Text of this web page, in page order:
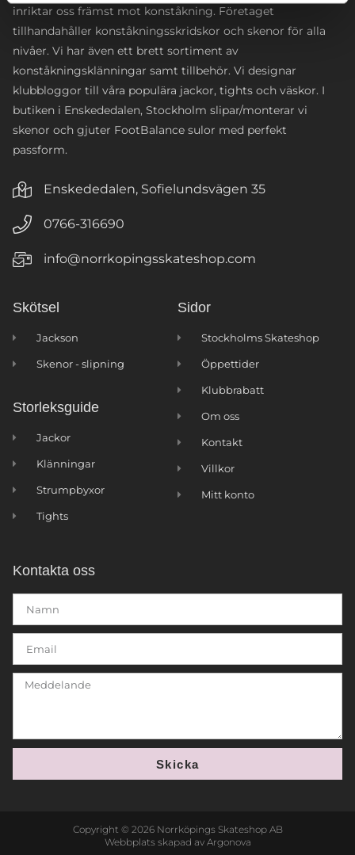
inriktar oss främst mot konståkning. Företaget
tillhandahåller konståkningsskridskor och skenor för alla
nivåer. Vi har även ett brett sortiment av
konståkningsklänningar samt tillbehör. Vi designar
klubbloggor till våra populära jackor, tights och väskor. I
butiken i Enskededalen, Stockholm slipar/monterar vi
skenor och gjuter FootBalance sulor med perfekt
passform.
Enskededalen, Sofielundsvägen 35
0766-316690
info@norrkopingsskateshop.com
Skötsel
Jackson
Skenor - slipning
Storleksguide
Jackor
Klänningar
Strumpbyxor
Tights
Sidor
Stockholms Skateshop
Öppettider
Klubbrabatt
Om oss
Kontakt
Villkor
Mitt konto
Kontakta oss
Skicka
Copyright © 2026 Norrköpings Skateshop AB
Webbplats skapad av Argonova